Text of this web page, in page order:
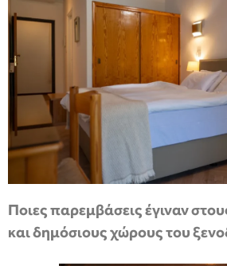
Ποιες παρεμβάσεις έγιναν
και δημόσιους χώρους του